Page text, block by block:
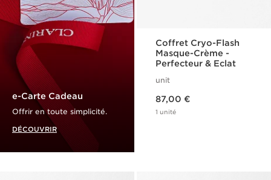
e-Carte Cadeau
Offrir en toute simplicité.
DÉCOUVRIR
Coffret Cryo-Flash
Masque-Crème -
Perfecteur & Eclat
unit
87,00 €
1 unité